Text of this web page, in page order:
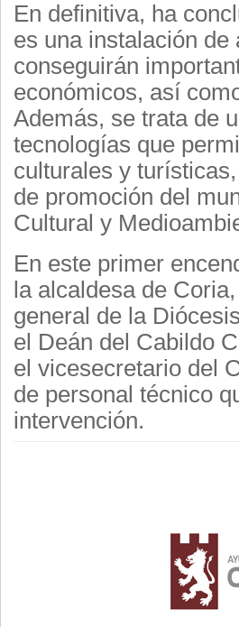
En definitiva, ha
es una instalación
conseguirán
económicos, así
Además, se trata de
tecnologías que
culturales y
de promoción del
Cultural y
En este primer
la alcaldesa de
general de la
el Deán del Cabildo
el vicesecretario del
de personal técnico
intervención.